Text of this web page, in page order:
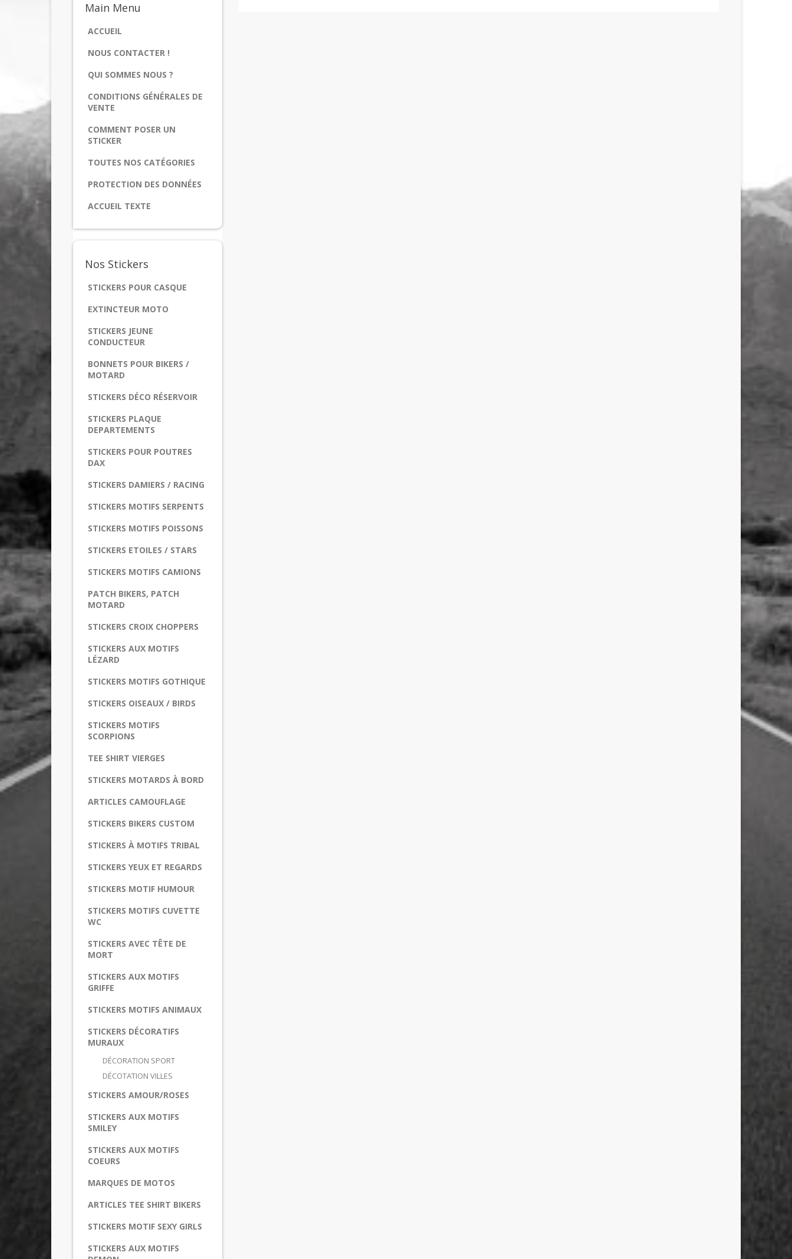
Main Menu
ACCUEIL
NOUS CONTACTER !
QUI SOMMES NOUS ?
CONDITIONS GÉNÉRALES DE
VENTE
COMMENT POSER UN
STICKER
TOUTES NOS CATÉGORIES
PROTECTION DES DONNÉES
ACCUEIL TEXTE
Nos Stickers
STICKERS POUR CASQUE
EXTINCTEUR MOTO
STICKERS JEUNE
CONDUCTEUR
BONNETS POUR BIKERS /
MOTARD
STICKERS DÉCO RÉSERVOIR
STICKERS PLAQUE
DEPARTEMENTS
STICKERS POUR POUTRES
DAX
STICKERS DAMIERS / RACING
STICKERS MOTIFS SERPENTS
STICKERS MOTIFS POISSONS
STICKERS ETOILES / STARS
STICKERS MOTIFS CAMIONS
PATCH BIKERS, PATCH
MOTARD
STICKERS CROIX CHOPPERS
STICKERS AUX MOTIFS
LÉZARD
STICKERS MOTIFS GOTHIQUE
STICKERS OISEAUX / BIRDS
STICKERS MOTIFS
SCORPIONS
TEE SHIRT VIERGES
STICKERS MOTARDS À BORD
ARTICLES CAMOUFLAGE
STICKERS BIKERS CUSTOM
STICKERS À MOTIFS TRIBAL
STICKERS YEUX ET REGARDS
STICKERS MOTIF HUMOUR
STICKERS MOTIFS CUVETTE
WC
STICKERS AVEC TÊTE DE
MORT
STICKERS AUX MOTIFS
GRIFFE
STICKERS MOTIFS ANIMAUX
STICKERS DÉCORATIFS
MURAUX
DÉCORATION SPORT
DÉCOTATION VILLES
STICKERS AMOUR/ROSES
STICKERS AUX MOTIFS
SMILEY
STICKERS AUX MOTIFS
COEURS
MARQUES DE MOTOS
ARTICLES TEE SHIRT BIKERS
STICKERS MOTIF SEXY GIRLS
STICKERS AUX MOTIFS